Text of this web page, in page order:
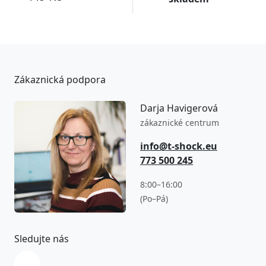
Zákaznická podpora
Darja Havigerová
zákaznické centrum
info@t-shock.eu
773 500 245
8:00–16:00
(Po–Pá)
Sledujte nás